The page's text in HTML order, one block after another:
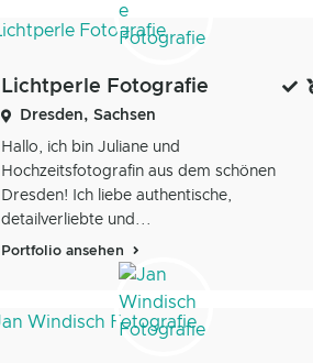
Lichtperle Fotografie
Dresden, Sachsen
Hallo, ich bin Juliane und
Hochzeitsfotografin aus dem schönen
Dresden! Ich liebe authentische,
detailverliebte und...
Portfolio ansehen